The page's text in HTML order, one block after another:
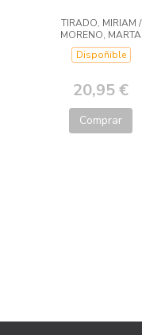
TIRADO, MIRIAM /
MORENO, MARTA
Dispoñible
20,95 €
Comprar